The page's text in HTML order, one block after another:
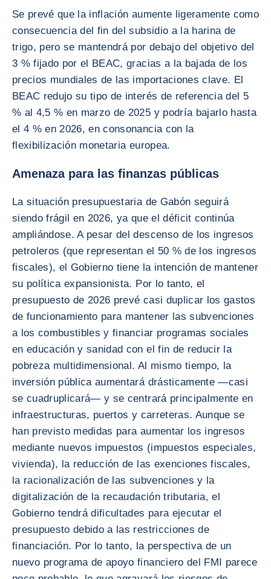
Se prevé que la inflación aumente ligeramente como
consecuencia del fin del subsidio a la harina de
trigo, pero se mantendrá por debajo del objetivo del
3 % fijado por el BEAC, gracias a la bajada de los
precios mundiales de las importaciones clave. El
BEAC redujo su tipo de interés de referencia del 5
% al 4,5 % en marzo de 2025 y podría bajarlo hasta
el 4 % en 2026, en consonancia con la
flexibilización monetaria europea.
Amenaza para las finanzas públicas
La situación presupuestaria de Gabón seguirá
siendo frágil en 2026, ya que el déficit continúa
ampliándose. A pesar del descenso de los ingresos
petroleros (que representan el 50 % de los ingresos
fiscales), el Gobierno tiene la intención de mantener
su política expansionista. Por lo tanto, el
presupuesto de 2026 prevé casi duplicar los gastos
de funcionamiento para mantener las subvenciones
a los combustibles y financiar programas sociales
en educación y sanidad con el fin de reducir la
pobreza multidimensional. Al mismo tiempo, la
inversión pública aumentará drásticamente —casi
se cuadruplicará— y se centrará principalmente en
infraestructuras, puertos y carreteras. Aunque se
han previsto medidas para aumentar los ingresos
mediante nuevos impuestos (impuestos especiales,
vivienda), la reducción de las exenciones fiscales,
la racionalización de las subvenciones y la
digitalización de la recaudación tributaria, el
Gobierno tendrá dificultades para ejecutar el
presupuesto debido a las restricciones de
financiación. Por lo tanto, la perspectiva de un
nuevo programa de apoyo financiero del FMI parece